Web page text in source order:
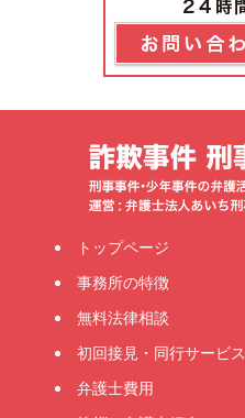
トップページ
事務所の特徴
無料法律相談
初回接見・同行サービス
弁護士費用